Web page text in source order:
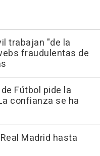
trabajan "de la
fraudulentas de
Fútbol pide la
confianza se ha
Madrid hasta